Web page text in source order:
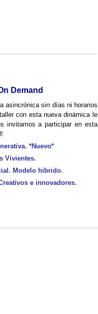
Demand
asincrónica sin días ni horarios
con esta nueva dinámica le
invitamos a participar en esta
!
*Nuevo*
Vivientes.
Modelo hibrido.
e innovadores.